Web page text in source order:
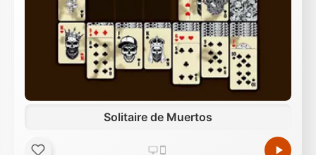
Solitaire de Muertos